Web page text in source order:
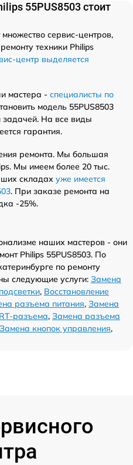
55PUS8503 стоит
сервис-центров,
техники Philips
центр выделяется
мастера - специалисты по
модель 55PUS8503
задачей. На все виды
гарантия.
ремонта. Мы большая
Мы имеем более 20 тыс.
складах уже имеется
. При заказе ремонта на
-25%.
наших мастеров - они
Philips 55PUS8503. По
по ремонту
следующие услуги: Замена
, Восстановление
разъема питания, Замена
разъема, Замена разъема
Замена кнопок управления,